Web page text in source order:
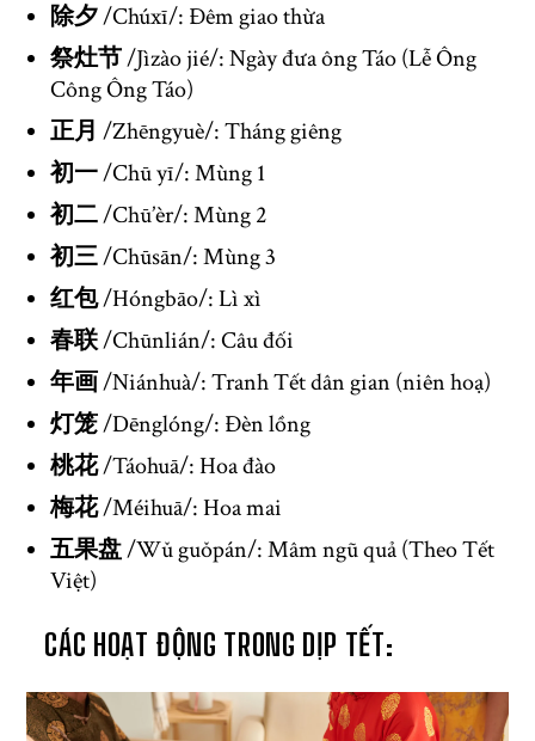
除夕/Chúxī/: Đêm giao thừa
祭灶节/Jìzào jié/: Ngày đưa ông Táo (Lễ Ông
Công Ông Táo)
正月 /Zhēngyuè/: Tháng giêng
初一/Chū yī/: Mùng 1
初二/Chū’èr/: Mùng 2
初三/Chūsān/: Mùng 3
红包/Hóngbāo/: Lì xì
春联/Chūnlián/: Câu đối
年画/Niánhuà/: Tranh Tết dân gian (niên hoạ)
灯笼/Dēnglóng/: Đèn lồng
桃花/Táohuā/: Hoa đào
梅花/Méihuā/: Hoa mai
五果盘/Wǔ guǒpán/: Mâm ngũ quả (Theo Tết
Việt)
CÁC HOẠT ĐỘNG TRONG DỊP TẾT: